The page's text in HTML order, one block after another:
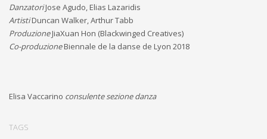
DanzatoriJose Agudo, Elias Lazaridis
ArtistiDuncan Walker, Arthur Tabb
ProduzioneJiaXuan Hon (Blackwinged Creatives)
Co-produzioneBiennale de la danse de Lyon 2018
Elisa Vaccarino consulente sezione danza
TAGS